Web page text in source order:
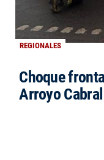
REGIONALES
Choque
Arroyo Cabral